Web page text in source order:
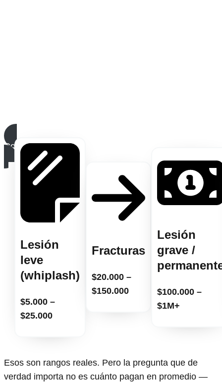
Conoce más
Lesión
leve
(whiplash)
$5.000 –
$25.000
Fracturas
$20.000 –
$150.000
Lesión
grave /
$100.000 –
$1M+
Esos son rangos reales. Pero la pregunta que de
verdad importa no es cuánto pagan en promedio —